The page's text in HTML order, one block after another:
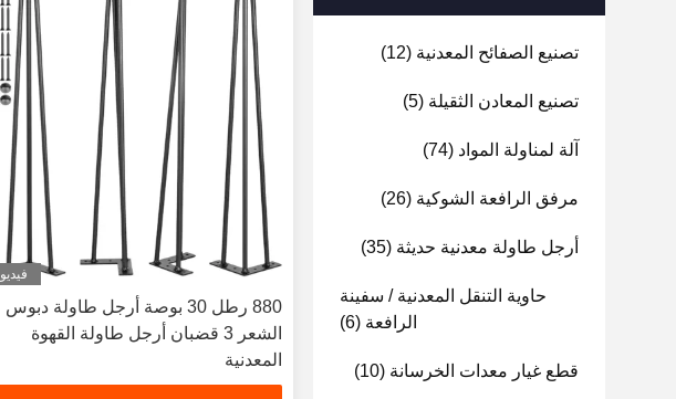
تصنيع الصفائح المعدنية (12)
تصنيع المعادن الثقيلة (5)
آلة لمناولة المواد (74)
مرفق الرافعة الشوكية (26)
أرجل طاولة معدنية حديثة (35)
حاوية التنقل المعدنية / سفينة
الرافعة (6)
قطع غيار معدات الخرسانة (10)
فيديو
880 رطل 30 بوصة أرجل طاولة دبوس
الشعر 3 قضبان أرجل طاولة القهوة
المعدنية